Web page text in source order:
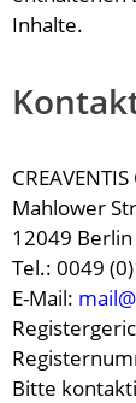
Inhalte.
Mahlower
12049 Berlin
Tel.: 0049
E-Mail:
Bitte